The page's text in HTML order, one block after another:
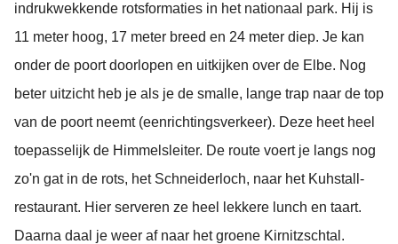
indrukwekkende rotsformaties in het nationaal park. Hij is
11 meter hoog, 17 meter breed en 24 meter diep. Je kan
onder de poort doorlopen en uitkijken over de Elbe. Nog
beter uitzicht heb je als je de smalle, lange trap naar de top
van de poort neemt (eenrichtingsverkeer). Deze heet heel
toepasselijk de Himmelsleiter. De route voert je langs nog
zo'n gat in de rots, het Schneiderloch, naar het Kuhstall-
restaurant. Hier serveren ze heel lekkere lunch en taart.
Daarna daal je weer af naar het groene Kirnitzschtal.